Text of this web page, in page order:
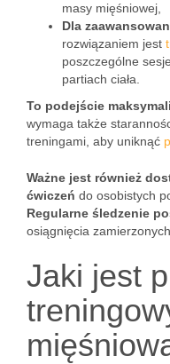
masy mięśniowej,
Dla
rozwiązaniem jest
poszczególne
partiach ciała.
To podejście
wymaga także
treningami, aby uniknąć
Ważne jest również
ćwiczeń do osobistych
Regularne śledzenie
osiągnięcia
Jaki jest